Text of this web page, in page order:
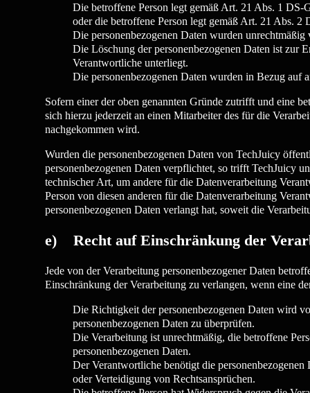
Die betroffene Person legt gemäß Art. 21 Abs. 1
oder die betroffene Person legt gemäß Art. 21 Abs.
Die personenbezogenen Daten wurden unrechtmäßig
Die Löschung der personenbezogenen Daten ist zur
Verantwortliche unterliegt.
Die personenbezogenen Daten wurden in Bezug auf
Sofern einer der oben genannten Gründe zutrifft und eine
sich hierzu jederzeit an einen Mitarbeiter des für die
nachgekommen wird.
Wurden die personenbezogenen Daten von TechJuicy
personenbezogenen Daten verpflichtet, so trifft TechJuicy
technischer Art, um andere für die Datenverarbeitung
Person von diesen anderen für die Datenverarbeitung
personenbezogenen Daten verlangt hat, soweit die
e) Recht auf Einschränkung der
Jede von der Verarbeitung personenbezogener Daten
Einschränkung der Verarbeitung zu verlangen, wenn eine
Die Richtigkeit der personenbezogenen Daten wird
personenbezogenen Daten zu überprüfen.
Die Verarbeitung ist unrechtmäßig, die betroffene
personenbezogenen Daten.
Der Verantwortliche benötigt die
oder Verteidigung von Rechtsansprüchen.